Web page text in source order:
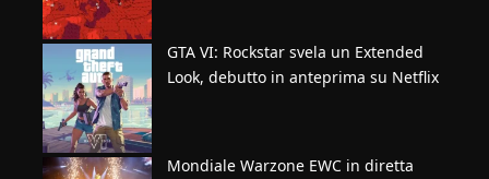
GTA VI: Rockstar svela un Extended
Look, debutto in anteprima su Netflix
Mondiale Warzone EWC in diretta